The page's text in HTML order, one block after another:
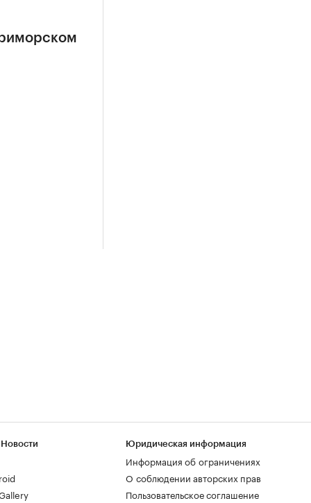
Юридическая информация
Информация об ограничениях
О соблюдении авторских прав
Пользовательское соглашение